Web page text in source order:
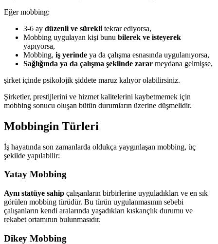
Eğer mobbing:
3-6 ay düzenli ve sürekli tekrar ediyorsa,
Mobbing uygulayan kişi bunu bilerek ve isteyerek
yapıyorsa,
Mobbing, iş yerinde ya da çalışma esnasında uygulanıyorsa,
Sağlığında ya da çalışma şeklinde zarar meydana gelmişse,
şirket içinde psikolojik şiddete maruz kalıyor olabilirsiniz.
Şirketler, prestijlerini ve hizmet kalitelerini kaybetmemek için
mobbing sonucu oluşan bütün durumların üzerine düşmelidir.
Mobbingin Türleri
İş hayatında son zamanlarda oldukça yaygınlaşan mobbing, üç
şekilde yapılabilir:
Yatay Mobbing
Aynı statüye sahip çalışanların birbirlerine uyguladıkları ve en sık
görülen mobbing türüdür. Bu türün uygulanmasının sebebi
çalışanların kendi aralarında yaşadıkları kıskançlık durumu ve
rekabet ortamının bulunmasıdır.
Dikey Mobbing